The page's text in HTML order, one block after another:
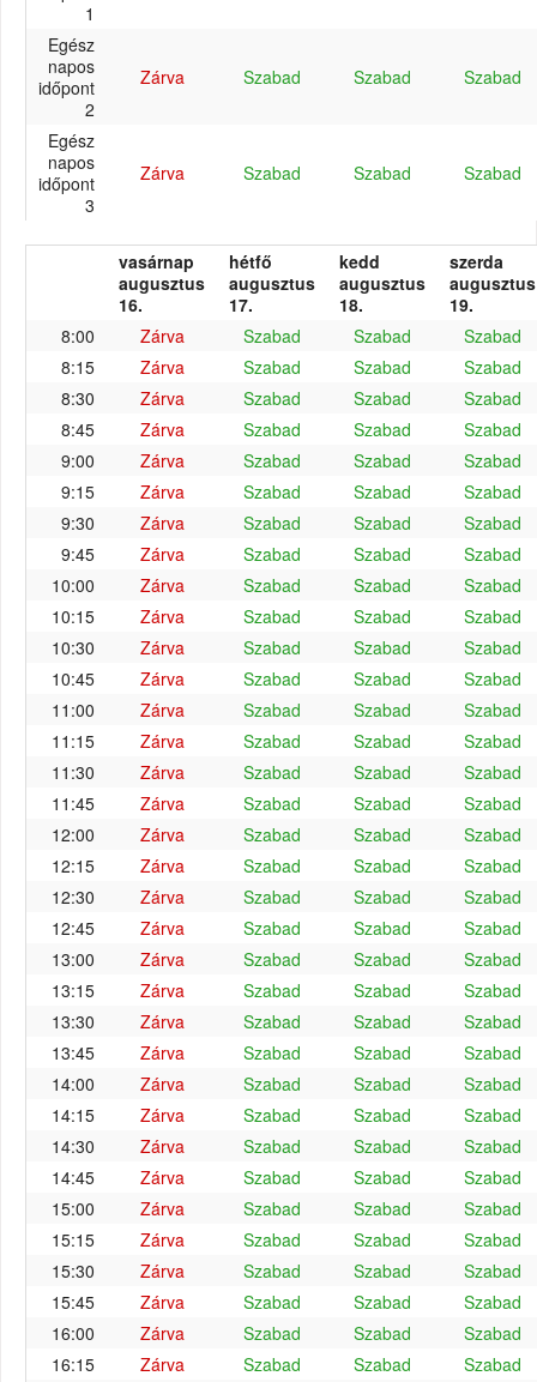
1
Egész
napos
időpont
2
Zárva Szabad Szabad Szabad
Egész
napos
időpont
3
Zárva Szabad Szabad Szabad
vasárnap
augusztus
16.
hétfő
augusztus
17.
kedd
augusztus
18.
szerda
augusztus
19.
8:00
Zárva Szabad Szabad
Szabad
8:15
Zárva Szabad Szabad
Szabad
8:30
Zárva Szabad Szabad
Szabad
8:45
Zárva Szabad Szabad
Szabad
9:00
Zárva Szabad Szabad
Szabad
9:15
Zárva Szabad Szabad
Szabad
9:30
Zárva Szabad Szabad
Szabad
9:45
Zárva Szabad Szabad
Szabad
10:00
Zárva Szabad Szabad
Szabad
10:15
Zárva Szabad Szabad
Szabad
10:30
Zárva Szabad Szabad
Szabad
10:45
Zárva Szabad Szabad
Szabad
11:00
Zárva Szabad Szabad
Szabad
11:15
Zárva Szabad Szabad
Szabad
11:30
Zárva Szabad Szabad
Szabad
11:45
Zárva Szabad Szabad
Szabad
12:00
Zárva Szabad Szabad
Szabad
12:15
Zárva Szabad Szabad
Szabad
12:30
Zárva Szabad Szabad
Szabad
12:45
Zárva Szabad Szabad
Szabad
13:00
Zárva Szabad Szabad
Szabad
13:15
Zárva Szabad Szabad
Szabad
13:30
Zárva Szabad Szabad
Szabad
13:45
Zárva Szabad Szabad
Szabad
14:00
Zárva Szabad Szabad
Szabad
14:15
Zárva Szabad Szabad
Szabad
14:30
Zárva Szabad Szabad
Szabad
14:45
Zárva Szabad Szabad
Szabad
15:00
Zárva Szabad Szabad
Szabad
15:15
Zárva Szabad Szabad
Szabad
15:30
Zárva Szabad Szabad
Szabad
15:45
Zárva Szabad Szabad
Szabad
16:00
Zárva Szabad Szabad
Szabad
16:15
Zárva Szabad Szabad Szabad